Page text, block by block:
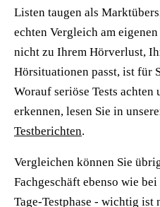
Listen taugen als
echten Vergleich am
nicht zu Ihrem Hörverlust,
Hörsituationen passt, ist für
Worauf seriöse Tests
erkennen, lesen Sie in
Testberichten.
Vergleichen können Sie
Fachgeschäft ebenso wie
Tage-Testphase - wichtig ist